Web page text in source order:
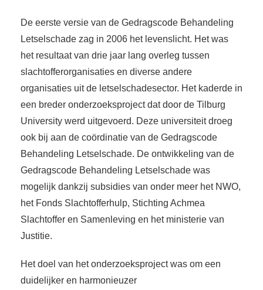
De eerste versie van de Gedragscode Behandeling
Letselschade zag in 2006 het levenslicht. Het was
het resultaat van drie jaar lang overleg tussen
slachtofferorganisaties en diverse andere
organisaties uit de letselschadesector. Het kaderde in
een breder onderzoeksproject dat door de Tilburg
University werd uitgevoerd. Deze universiteit droeg
ook bij aan de coördinatie van de Gedragscode
Behandeling Letselschade. De ontwikkeling van de
Gedragscode Behandeling Letselschade was
mogelijk dankzij subsidies van onder meer het NWO,
het Fonds Slachtofferhulp, Stichting Achmea
Slachtoffer en Samenleving en het ministerie van
Justitie.
Het doel van het onderzoeksproject was om een
duidelijker en harmonieuzer